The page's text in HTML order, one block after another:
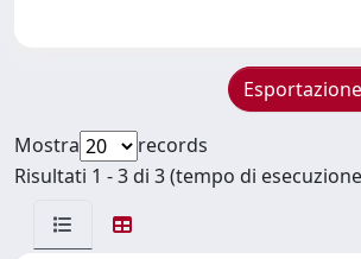
Esportazione
Mostra
records
Risultati 1 - 3 di 3 (tempo di